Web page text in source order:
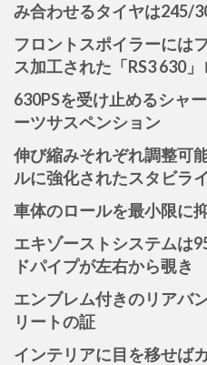
み合わせるタイヤは245/
フロントスポイラーには
ス加工された「RS3 630
630PSを受け止めるシャ
ーツサスペンション
伸び縮みそれぞれ調整可
ルに強化されたスタビラ
車体のロールを最小限に
エキゾーストシステムは
ドパイプが左右から覗き
エンブレム付きのリアバ
リートの証
インテリアに目を移せば